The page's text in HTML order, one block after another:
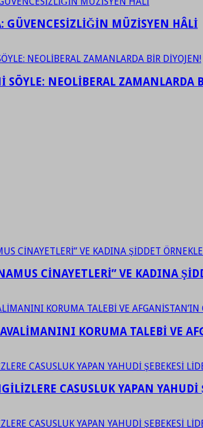
GÜVENCESİZLİĞİN MÜZİSYEN HÂLİ
SÖYLE: NEOLİBERAL ZAMANLARDA
CİNAYETLERİ” VE KADINA
KORUMA TALEBİ VE
CASUSLUK YAPAN